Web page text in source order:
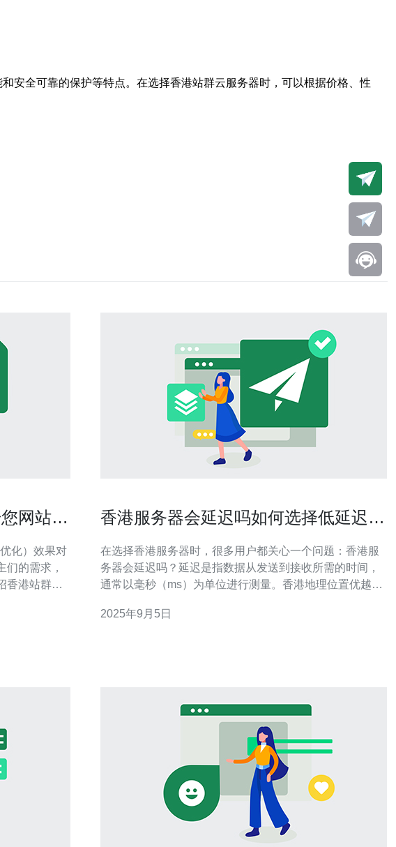
安全可靠的保护等特点。在选择香港站群云服务器时，可以根据价格、性
网站的
化）效果对
们的需求，
香港站群服
香港服务器会延迟吗如何选择低延迟的
在选择香港服务器时，很多用户都关心一个问题：香港服
务器会延迟吗？延迟是指数据从发送到接收所需的时间，
通常以毫秒（ms）为单位进行测量。香港地理位置优越，
但是，延迟的具体数值还受到多种因素的影响，例如服务
2025年9月5日